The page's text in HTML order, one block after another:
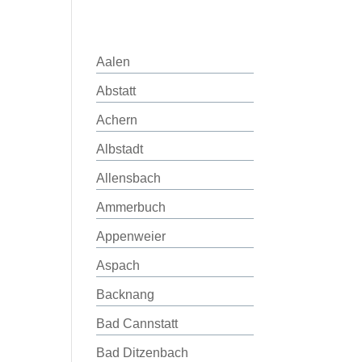
Aalen
Abstatt
Achern
Albstadt
Allensbach
Ammerbuch
Appenweier
Aspach
Backnang
Bad Cannstatt
Bad Ditzenbach